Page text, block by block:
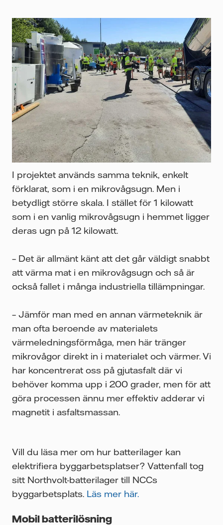
I projektet används samma teknik, enkelt
förklarat, som i en mikrovågsugn. Men i
betydligt större skala. I stället för 1 kilowatt
som i en vanlig mikrovågsugn i hemmet ligger
deras ugn på 12 kilowatt.
– Det är allmänt känt att det går väldigt snabbt
att värma mat i en mikrovågsugn och så är
också fallet i många industriella tillämpningar.
– Jämför man med en annan värmeteknik är
man ofta beroende av materialets
värmeledningsförmåga, men här tränger
mikrovågor direkt in i materialet och värmer. Vi
har koncentrerat oss på gjutasfalt där vi
behöver komma upp i 200 grader, men för att
göra processen ännu mer effektiv adderar vi
magnetit i asfaltsmassan.
Vill du läsa mer om hur batterilager kan
elektrifiera byggarbetsplatser? Vattenfall tog
sitt Northvolt-batterilager till NCCs
byggarbetsplats. Läs mer här.
Mobil batterilösning